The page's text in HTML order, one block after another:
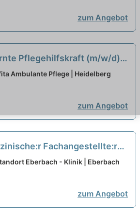
zum Angebot
Pflegehilfskraft (m/w/d)
(50-90%) - Kommen Sie
Ambulante Pflege | Heidelberg
zum Angebot
Fachangestellte:r
d) für die internistische
Eberbach - Klinik | Eberbach
zum Angebot